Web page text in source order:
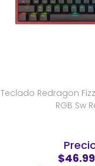
Teclado Redragon
RGB Sw